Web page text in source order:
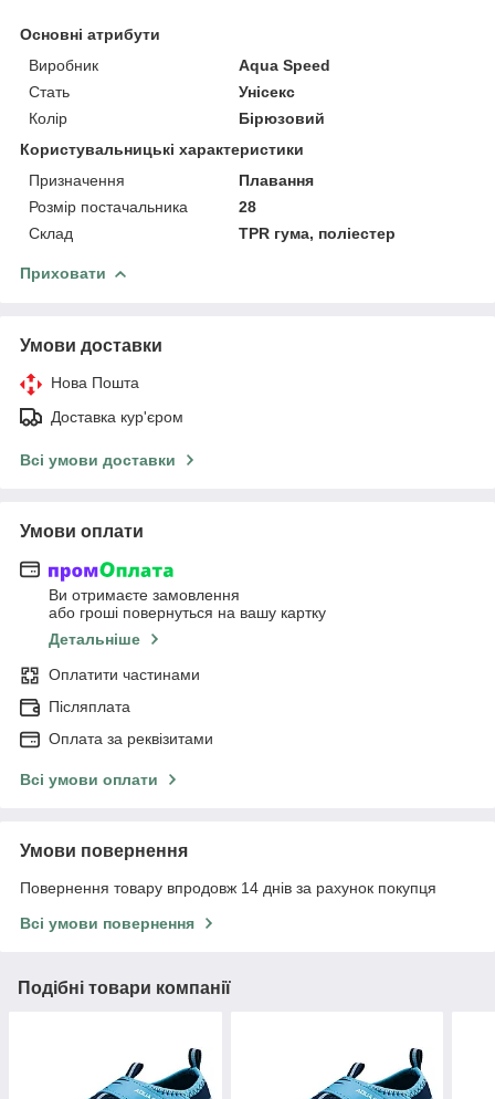
Основні атрибути
Виробник
Aqua Speed
Стать
Унісекс
Колір
Бірюзовий
Користувальницькі характеристики
Призначення
Плавання
Розмір постачальника
28
Склад
TPR гума, поліестер
Приховати
Умови доставки
Нова Пошта
Доставка кур'єром
Всі умови доставки
Умови оплати
Ви отримаєте замовлення
або гроші повернуться на вашу картку
Детальніше
Оплатити частинами
Післяплата
Оплата за реквізитами
Всі умови оплати
Умови повернення
Повернення товару впродовж 14 днів за рахунок покупця
Всі умови повернення
Подібні товари компанії